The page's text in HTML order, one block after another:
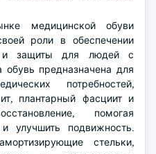
медицинской обуви
роли в обеспечении
и защиты для людей с
обувь предназначена для
потребностей,
плантарный фасциит и
помогая
улучшить подвижность.
стельки,